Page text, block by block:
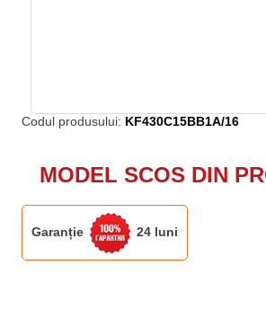
Codul produsului: KF430C15BB1A/16
MODEL SCOS DIN
Garanție 24 luni